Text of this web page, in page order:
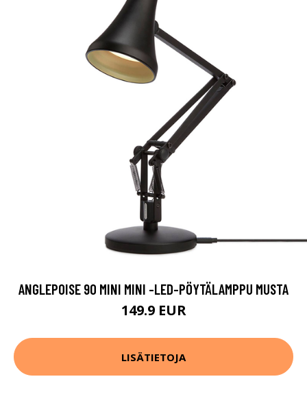
ANGLEPOISE 90 MINI MINI -LED-PÖYTÄLAMPPU MUSTA
149.9 EUR
LISÄTIETOJA